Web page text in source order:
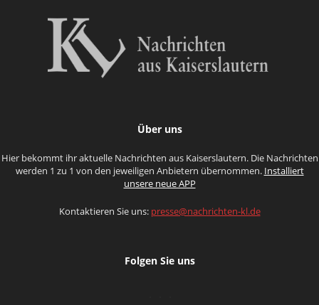
Über uns
Hier bekommt ihr aktuelle Nachrichten aus Kaiserslautern. Die Nachrichten
werden 1 zu 1 von den jeweiligen Anbietern übernommen. Installiert
unsere neue APP
Kontaktieren Sie uns: presse@nachrichten-kl.de
Folgen Sie uns